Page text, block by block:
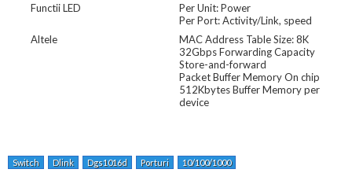
Functii LED
Per Unit: Power
Per Port: Activity/Link, speed
Altele
MAC Address Table Size: 8K
32Gbps Forwarding Capacity
Store-and-forward
Packet Buffer Memory On chip
512Kbytes Buffer Memory per
device
Switch Dlink Dgs1016d Porturi 10/100/1000